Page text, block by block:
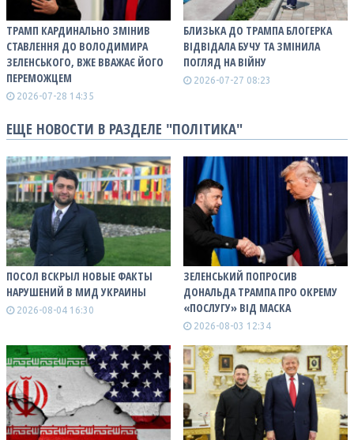
ТРАМП КАРДИНАЛЬНО ЗМІНИВ
СТАВЛЕННЯ ДО ВОЛОДИМИРА
ЗЕЛЕНСЬКОГО, ВЖЕ ВВАЖАЄ ЙОГО
ПЕРЕМОЖЦЕМ
2026-07-28 14:35
БЛИЗЬКА ДО ТРАМПА БЛОГЕРКА
ВІДВІДАЛА БУЧУ ТА ЗМІНИЛА
ПОГЛЯД НА ВІЙНУ
2026-07-27 08:23
ЕЩЕ НОВОСТИ В РАЗДЕЛЕ "ПОЛІТИКА"
ПОСОЛ ВСКРЫЛ НОВЫЕ ФАКТЫ
НАРУШЕНИЙ В МИД УКРАИНЫ
2026-08-04 16:30
ЗЕЛЕНСЬКИЙ ПОПРОСИВ
ДОНАЛЬДА ТРАМПА ПРО ОКРЕМУ
«ПОСЛУГУ» ВІД МАСКА
2026-08-03 12:34